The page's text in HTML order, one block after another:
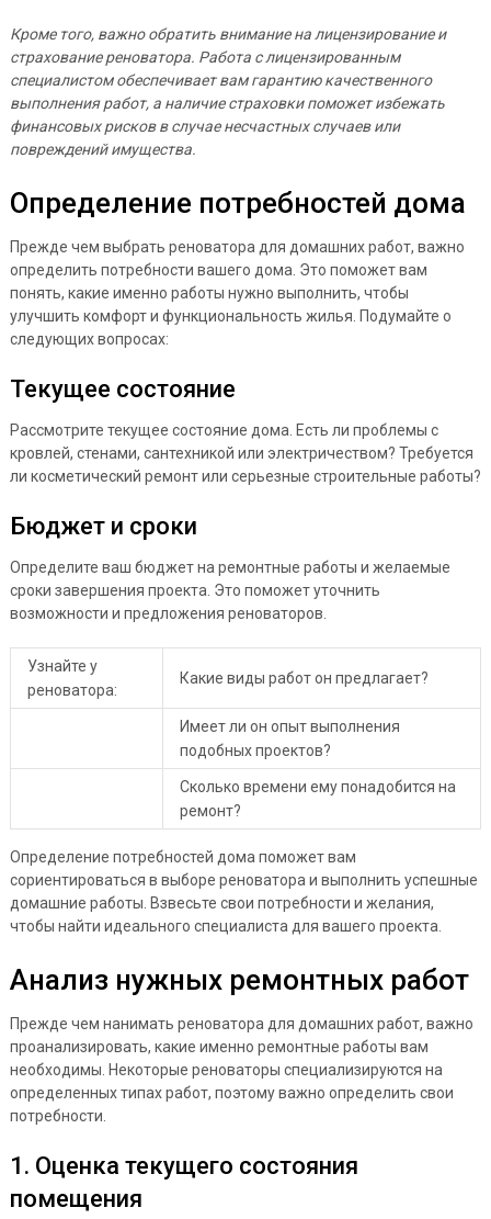
Кроме того, важно обратить внимание на лицензирование и
страхование реноватора. Работа с лицензированным
специалистом обеспечивает вам гарантию качественного
выполнения работ, а наличие страховки поможет избежать
финансовых рисков в случае несчастных случаев или
повреждений имущества.
Определение потребностей дома
Прежде чем выбрать реноватора для домашних работ, важно
определить потребности вашего дома. Это поможет вам
понять, какие именно работы нужно выполнить, чтобы
улучшить комфорт и функциональность жилья. Подумайте о
следующих вопросах:
Текущее состояние
Рассмотрите текущее состояние дома. Есть ли проблемы с
кровлей, стенами, сантехникой или электричеством? Требуется
ли косметический ремонт или серьезные строительные работы?
Бюджет и сроки
Определите ваш бюджет на ремонтные работы и желаемые
сроки завершения проекта. Это поможет уточнить
возможности и предложения реноваторов.
Узнайте у
реноватора:
Какие виды работ он предлагает?
Имеет ли он опыт выполнения
подобных проектов?
Сколько времени ему понадобится на
ремонт?
Определение потребностей дома поможет вам
сориентироваться в выборе реноватора и выполнить успешные
домашние работы. Взвесьте свои потребности и желания,
чтобы найти идеального специалиста для вашего проекта.
Анализ нужных ремонтных работ
Прежде чем нанимать реноватора для домашних работ, важно
проанализировать, какие именно ремонтные работы вам
необходимы. Некоторые реноваторы специализируются на
определенных типах работ, поэтому важно определить свои
потребности.
1. Оценка текущего состояния
помещения